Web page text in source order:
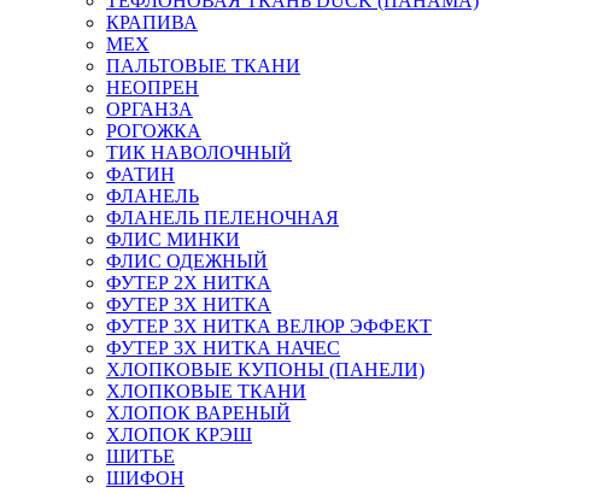
КРАПИВА
МЕХ
ПАЛЬТОВЫЕ ТКАНИ
НЕОПРЕН
ОРГАНЗА
РОГОЖКА
ТИК НАВОЛОЧНЫЙ
ФАТИН
ФЛАНЕЛЬ
ФЛАНЕЛЬ ПЕЛЕНОЧНАЯ
ФЛИС МИНКИ
ФЛИС ОДЕЖНЫЙ
ФУТЕР 2Х НИТКА
ФУТЕР 3Х НИТКА
ФУТЕР 3Х НИТКА ВЕЛЮР ЭФФЕКТ
ФУТЕР 3Х НИТКА НАЧЕС
ХЛОПКОВЫЕ КУПОНЫ (ПАНЕЛИ)
ХЛОПКОВЫЕ ТКАНИ
ХЛОПОК ВАРЕНЫЙ
ХЛОПОК КРЭШ
ШИТЬЕ
ШИФОН